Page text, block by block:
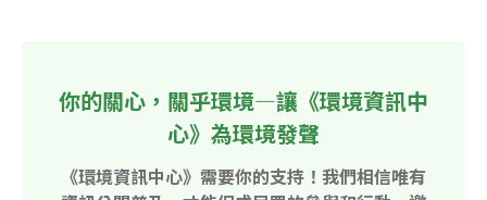
你的關心，關乎環境—讓《環境資訊中
心》為環境發聲
《環境資訊中心》需要你的支持！我們相信唯有